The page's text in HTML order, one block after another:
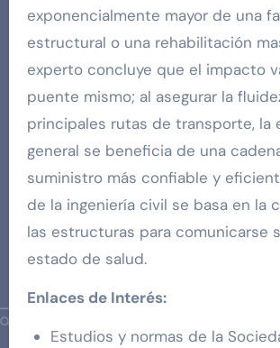
exponencialmente mayor de una
estructural o una rehabilitación
experto concluye que el impacto
puente mismo; al asegurar la
principales rutas de transporte, la
general se beneficia de una
suministro más confiable y
de la ingeniería civil se basa en la
las estructuras para comunicarse
estado de salud.
Enlaces de Interés:
Estudios y normas de la